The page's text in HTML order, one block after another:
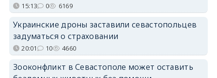
15:13 0 6169
Украинские дроны заставили севастопольцев
задуматься о страховании
20:01 10 4660
Зооконфликт в Севастополе может оставить